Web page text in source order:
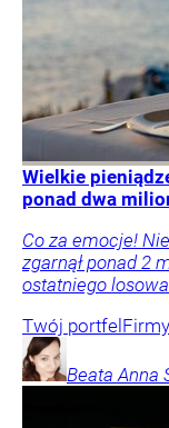
Wielkie
ponad dwa
Co za emocje!
zgarnął ponad 2
ostatniego
Twój portfel
Beata Anna